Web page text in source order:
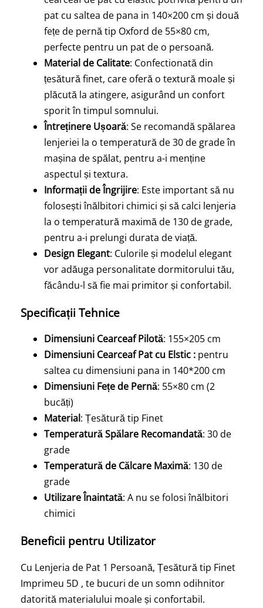
pat cu saltea de pana in 140×200 cm și două
fețe de pernă tip Oxford de 55×80 cm,
perfecte pentru un pat de o persoană.
Material de Calitate: Confectionată din
țesătură finet, care oferă o textură moale și
plăcută la atingere, asigurând un confort
sporit în timpul somnului.
Întreținere Ușoară: Se recomandă spălarea
lenjeriei la o temperatură de 30 de grade în
mașina de spălat, pentru a-i menține
aspectul și textura.
Informații de Îngrijire: Este important să nu
folosești înălbitori chimici și să calci lenjeria
la o temperatură maximă de 130 de grade,
pentru a-i prelungi durata de viață.
Design Elegant: Culorile și modelul elegant
vor adăuga personalitate dormitorului tău,
făcându-l să fie mai primitor și confortabil.
Specificații Tehnice
Dimensiuni Cearceaf Pilotă: 155×205 cm
Dimensiuni Cearceaf Pat cu Elstic : pentru
saltea cu dimensiuni pana in 140*200 cm
Dimensiuni Fețe de Pernă: 55×80 cm (2
bucăți)
Material: Țesătură tip Finet
Temperatură Spălare Recomandată: 30 de
grade
Temperatură de Călcare Maximă: 130 de
grade
Utilizare Înaintată: A nu se folosi înălbitori
chimici
Beneficii pentru Utilizator
Cu Lenjeria de Pat 1 Persoană, Țesătură tip Finet
Imprimeu 5D , te bucuri de un somn odihnitor
datorită materialului moale și confortabil.